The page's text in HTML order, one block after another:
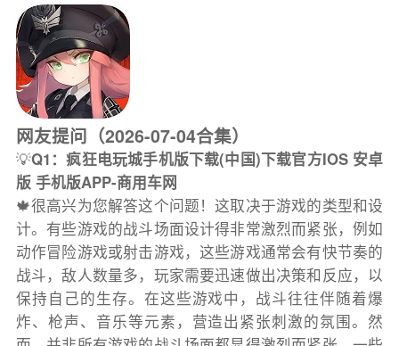
网友提问（2026-07-04合集）
💡Q1：疯狂电玩城手机版下载(中国)下载官方IOS 安卓
版 手机版APP-商用车网
🍁很高兴为您解答这个问题！这取决于游戏的类型和设
计。有些游戏的战斗场面设计得非常激烈而紧张，例如
动作冒险游戏或射击游戏，这些游戏通常会有快节奏的
战斗，敌人数量多，玩家需要迅速做出决策和反应，以
保持自己的生存。在这些游戏中，战斗往往伴随着爆
炸、枪声、音乐等元素，营造出紧张刺激的氛围。然